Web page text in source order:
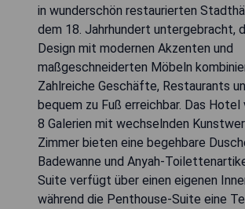
in wunderschön restaurierten
dem 18. Jahrhundert untergebracht,
Design mit modernen Akzenten und
maßgeschneiderten Möbeln
Zahlreiche Geschäfte, Restaurants
bequem zu Fuß erreichbar. Das
8 Galerien mit wechselnden
Zimmer bieten eine begehbare
Badewanne und Anyah-
Suite verfügt über einen eigenen
während die Penthouse-Suite eine